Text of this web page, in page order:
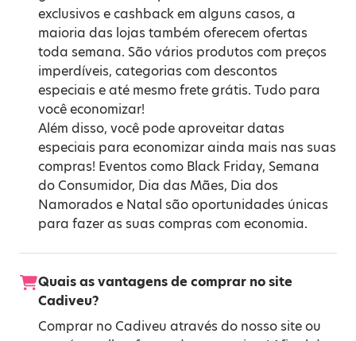
exclusivos e cashback em alguns casos, a
maioria das lojas também oferecem ofertas
toda semana. São vários produtos com preços
imperdíveis, categorias com descontos
especiais e até mesmo frete grátis. Tudo para
você economizar!
Além disso, você pode aproveitar datas
especiais para economizar ainda mais nas suas
compras! Eventos como Black Friday, Semana
do Consumidor, Dia das Mães, Dia dos
Namorados e Natal são oportunidades únicas
para fazer as suas compras com economia.
Quais as vantagens de comprar no site
Cadiveu?
Comprar no Cadiveu através do nosso site ou